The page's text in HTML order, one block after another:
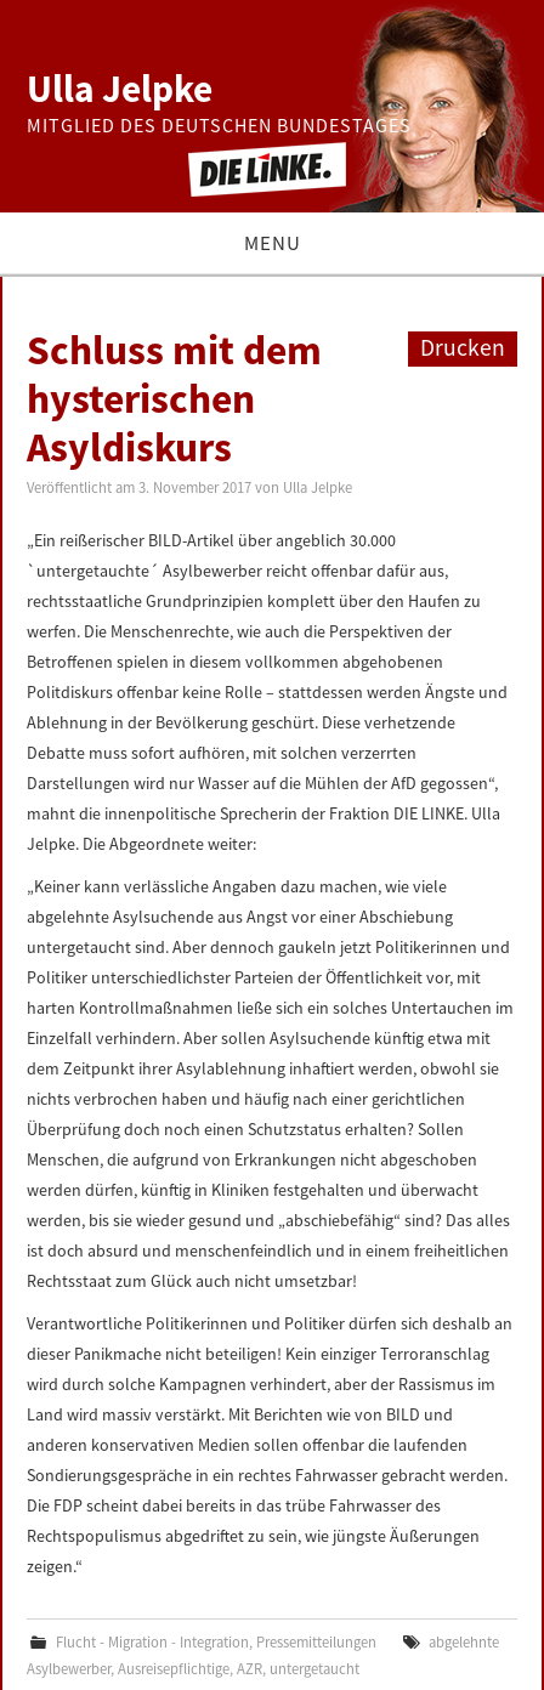
Ulla Jelpke
MITGLIED DES DEUTSCHEN BUNDESTAGES
MENU
BUNDESTAG
PRESSE
ZUR PERSON
LINKS
DATENSCHUTZERKLÄRUNG
IMPRESSUM
Drucken
Schluss mit dem
hysterischen
Asyldiskurs
Veröffentlicht am3. November 2017 von Ulla Jelpke
„Ein reißerischer BILD-Artikel über angeblich 30.000
`untergetauchte´ Asylbewerber reicht offenbar dafür aus,
rechtsstaatliche Grundprinzipien komplett über den Haufen zu
werfen. Die Menschenrechte, wie auch die Perspektiven der
Betroffenen spielen in diesem vollkommen abgehobenen
Politdiskurs offenbar keine Rolle – stattdessen werden Ängste und
Ablehnung in der Bevölkerung geschürt. Diese verhetzende
Debatte muss sofort aufhören, mit solchen verzerrten
Darstellungen wird nur Wasser auf die Mühlen der AfD gegossen“,
mahnt die innenpolitische Sprecherin der Fraktion DIE LINKE. Ulla
Jelpke. Die Abgeordnete weiter:
„Keiner kann verlässliche Angaben dazu machen, wie viele
abgelehnte Asylsuchende aus Angst vor einer Abschiebung
untergetaucht sind. Aber dennoch gaukeln jetzt Politikerinnen und
Politiker unterschiedlichster Parteien der Öffentlichkeit vor, mit
harten Kontrollmaßnahmen ließe sich ein solches Untertauchen im
Einzelfall verhindern. Aber sollen Asylsuchende künftig etwa mit
dem Zeitpunkt ihrer Asylablehnung inhaftiert werden, obwohl sie
nichts verbrochen haben und häufig nach einer gerichtlichen
Überprüfung doch noch einen Schutzstatus erhalten? Sollen
Menschen, die aufgrund von Erkrankungen nicht abgeschoben
werden dürfen, künftig in Kliniken festgehalten und überwacht
werden, bis sie wieder gesund und „abschiebefähig“ sind? Das alles
ist doch absurd und menschenfeindlich und in einem freiheitlichen
Rechtsstaat zum Glück auch nicht umsetzbar!
Verantwortliche Politikerinnen und Politiker dürfen sich deshalb an
dieser Panikmache nicht beteiligen! Kein einziger Terroranschlag
wird durch solche Kampagnen verhindert, aber der Rassismus im
Land wird massiv verstärkt. Mit Berichten wie von BILD und
anderen konservativen Medien sollen offenbar die laufenden
Sondierungsgespräche in ein rechtes Fahrwasser gebracht werden.
Die FDP scheint dabei bereits in das trübe Fahrwasser des
Rechtspopulismus abgedriftet zu sein, wie jüngste Äußerungen
zeigen.“
Flucht - Migration - Integration, Pressemitteilungen
abgelehnte
Asylbewerber,Ausreisepflichtige,AZR, untergetaucht